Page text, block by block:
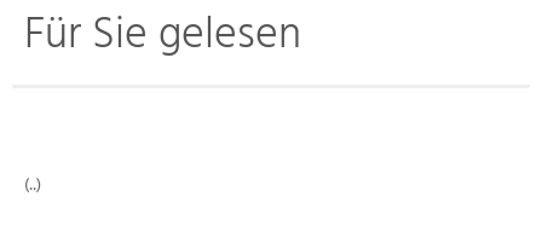
Für Sie gelesen
(..)